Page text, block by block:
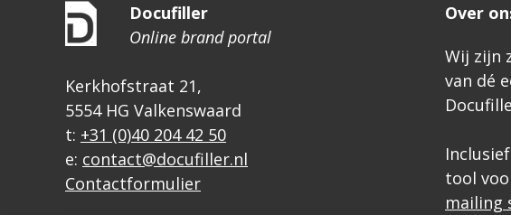
Docufiller
Online brand portal
Kerkhofstraat 21,
5554 HG Valkenswaard
t: +31 (0)40 204 42 50
e: contact@docufiller.nl
Contactformulier
Over
Wij zijn
van dé
tool
mailing